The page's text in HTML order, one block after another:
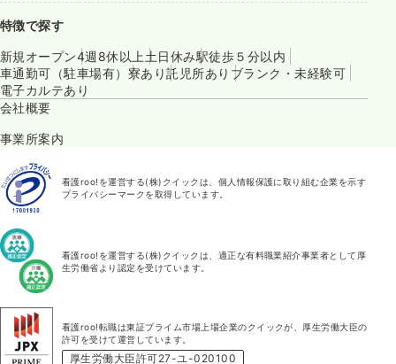
特徴で探す
新規オープン4週8休以上 土日休み駅徒歩５分以内
車通勤可（駐車場有） 寮あり託児所あり ブランク・未経験可
電子カルテあり
会社概要
事業所案内
看護roo!を運営する(株)クイックは、個人情報保護に取り組む企業を示す
プライバシーマークを取得しています。
看護roo!を運営する(株)クイックは、適正な有料職業紹介事業者として厚
生労働省より認定を受けています。
看護roo!転職は東証プライム市場上場企業のクイックが、厚生労働大臣の
許可を受けて運営しています。
厚生労働大臣許可27-ユ-020100